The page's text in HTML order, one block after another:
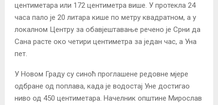
центиметара или 172 центиметра више. У протекла 24
часа пало је 20 литара кише по метру квадратном, а у
локалном Центру за обавјештавање речено је Срни да
Сана расте око четири центиметра за један час, а Уна
пет.
У Новом Граду су синоћ проглашене редовне мјере
одбране од поплава, када је водостај Уне достигао
ниво од 450 центиметара. Начелник општине Мирослав